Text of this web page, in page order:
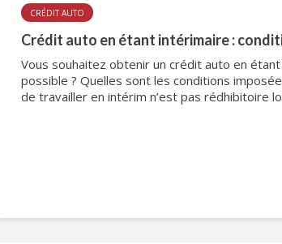
CRÉDIT AUTO
Crédit auto en étant intérimaire :
Vous souhaitez obtenir un crédit auto en
possible ? Quelles sont les conditions
de travailler en intérim n’est pas rédhibitoire